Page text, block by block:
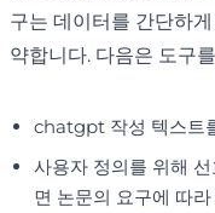
구는 데이터를 간단하
약합니다. 다음은 도구
chatgpt 작성 텍스트
사용자 정의를 위해
면 논문의 요구에 따